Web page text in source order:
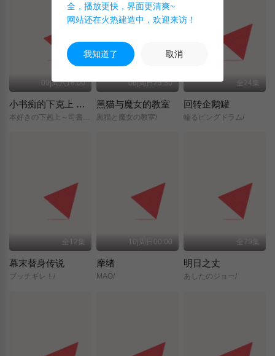
09|周六18:00
小书痴的下克上 〜为了成为图书管理员而不择手段〜 领主的养女
本好きの下剋上～司書になるためには手段を選んでいられません～/領主の養女/
08|周日23:30
黑猫与魔女的教室
黒猫と魔女の教室/
全24集
回转企鹅罐
輪るピングドラム/
全12集
幕末替身传说
ブッチギレ！/
10|周日00:00
摩绪
MAO/
全79集
明日之丈
あしたのジョー/
全，播放更快，界面更清爽~
网站还在火热建造中，欢迎来访！
我知道了 取消